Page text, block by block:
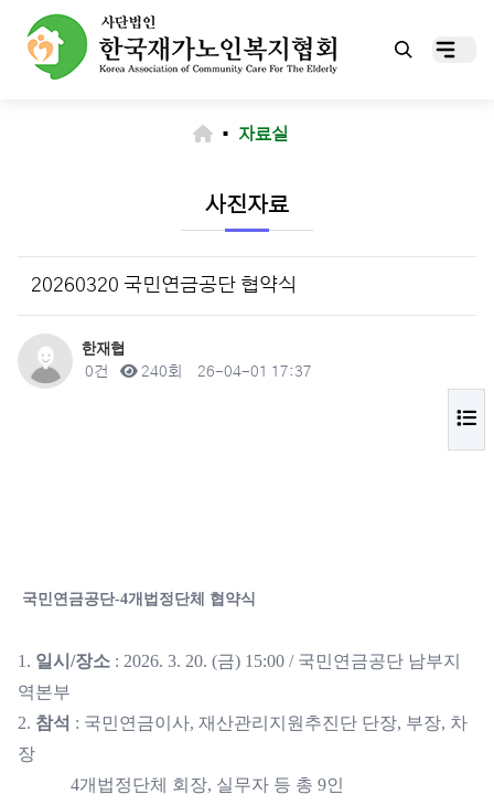
▪ 자료실
사진자료
20260320 국민연금공단 협약식
작성자
한재협
댓글
0건 조회240회 작성일
26-04-01 17:37
국민연금공단-4개법정단체 협약식
1. 일시/장소 : 2026. 3. 20. (금) 15:00 / 국민연금공단 남부지
역본부
2. 참석 : 국민연금이사, 재산관리지원추진단 단장, 부장, 차
장
4개법정단체 회장, 실무자 등 총 9인